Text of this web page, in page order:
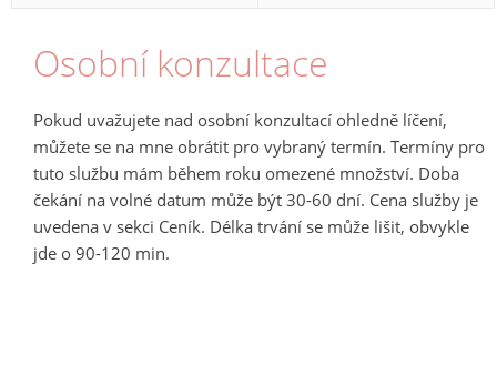
Osobní konzultace
Pokud uvažujete nad osobní konzultací ohledně líčení,
můžete se na mne obrátit pro vybraný termín. Termíny pro
tuto službu mám během roku omezené množství. Doba
čekání na volné datum může být 30-60 dní. Cena služby je
uvedena v sekci Ceník. Délka trvání se může lišit, obvykle
jde o 90-120 min.